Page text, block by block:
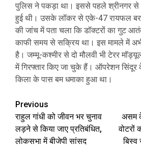
पुलिस ने पकड़ा था। इससे पहले श्रीनगर से
हुई थी। उसके लॉकर से एके-47 रायफल
की जांच में पता चला कि डॉक्टरों का गुट
काफी समय से सक्रिय था। इस मामले में
है। जम्मू-कश्मीर से दो मौलवी भी टेरर
में गिरफ्तार किए जा चुके हैं। ऑपरेशन सिंदूर
किला के पास बम धमाका हुआ था।
Post
navigation
Previous
राहुल गांधी को जीवन भर चुनाव
लड़ने से किया जाए प्रतिबंधित,
लोकसभा में बीजेपी सांसद
असम
वोटरों
बिस्व